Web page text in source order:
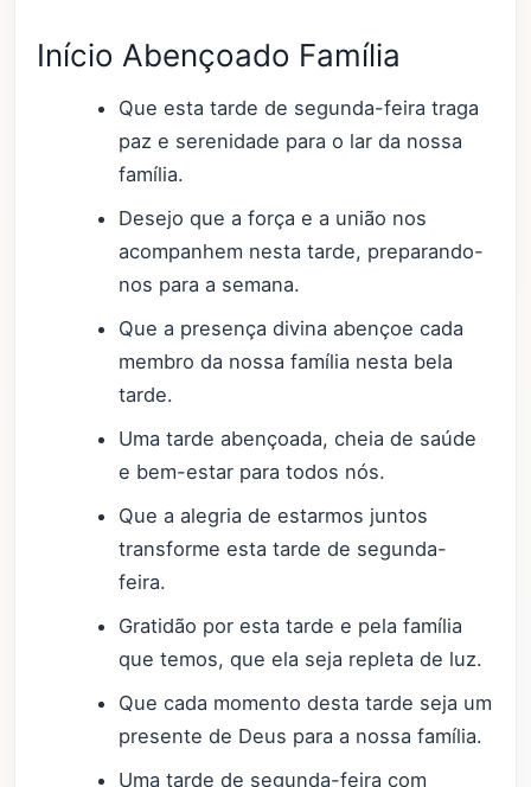
Início Abençoado Família
Que esta tarde de segunda-feira traga
paz e serenidade para o lar da nossa
família.
Desejo que a força e a união nos
acompanhem nesta tarde, preparando-
nos para a semana.
Que a presença divina abençoe cada
membro da nossa família nesta bela
tarde.
Uma tarde abençoada, cheia de saúde
e bem-estar para todos nós.
Que a alegria de estarmos juntos
transforme esta tarde de segunda-
feira.
Gratidão por esta tarde e pela família
que temos, que ela seja repleta de luz.
Que cada momento desta tarde seja um
presente de Deus para a nossa família.
Uma tarde de segunda-feira com